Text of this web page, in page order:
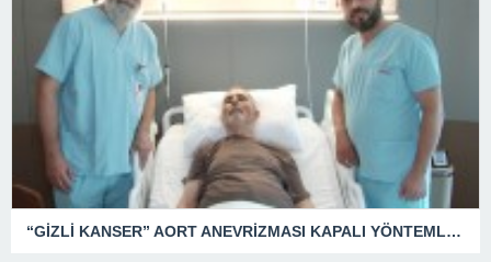
“GİZLİ KANSER” AORT ANEVRİZMASI KAPALI YÖNTEMLE TEDAVİ EDİLDİ